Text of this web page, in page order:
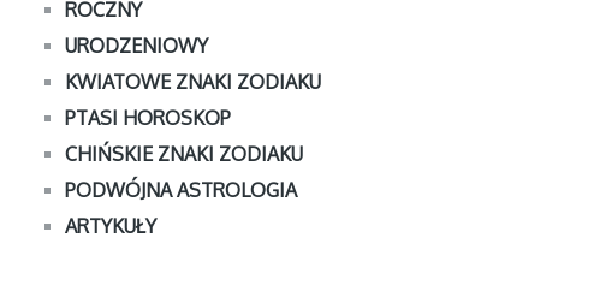
ROCZNY
URODZENIOWY
KWIATOWE ZNAKI ZODIAKU
PTASI HOROSKOP
CHIŃSKIE ZNAKI ZODIAKU
PODWÓJNA ASTROLOGIA
ARTYKUŁY